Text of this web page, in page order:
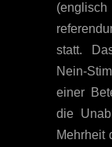
statt.
Nein-
einer
die
Mehrheit